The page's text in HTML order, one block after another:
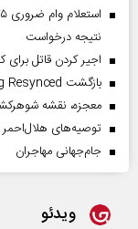
نتیجه درخواست
اجیر کردن قاتل
بازگشت Black Flag Resynced خبری جذاب برای دوستداران بازی
معجزه، نقشه
توصیه‌های هلال‌احمر
جام‌جهانی مهاجران
ویدئو